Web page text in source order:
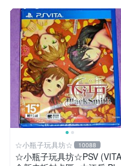
☆小瓶子玩具坊☆ 10088
☆小瓶子玩具坊☆PSV